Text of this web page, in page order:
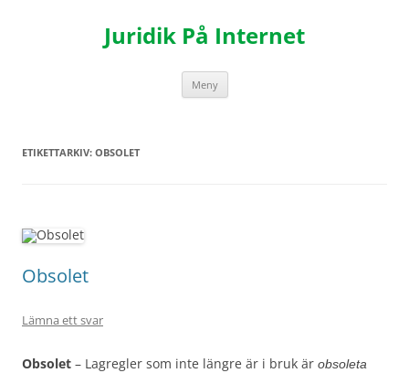
Juridik På Internet
Meny
ETIKETTARKIV: OBSOLET
Obsolet
Lämna ett svar
Obsolet – Lagregler som inte längre är i bruk är obsoleta